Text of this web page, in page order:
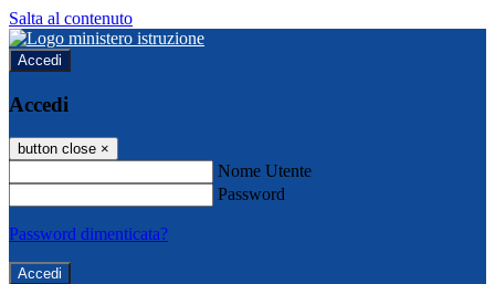
Salta al contenuto
Accedi
Accedi
button close ×
Nome Utente
Password
Password dimenticata?